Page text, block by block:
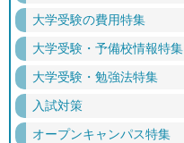
大学受験の費用特集
大学受験・予備校情報特集
大学受験・勉強法特集
入試対策
オープンキャンパス特集